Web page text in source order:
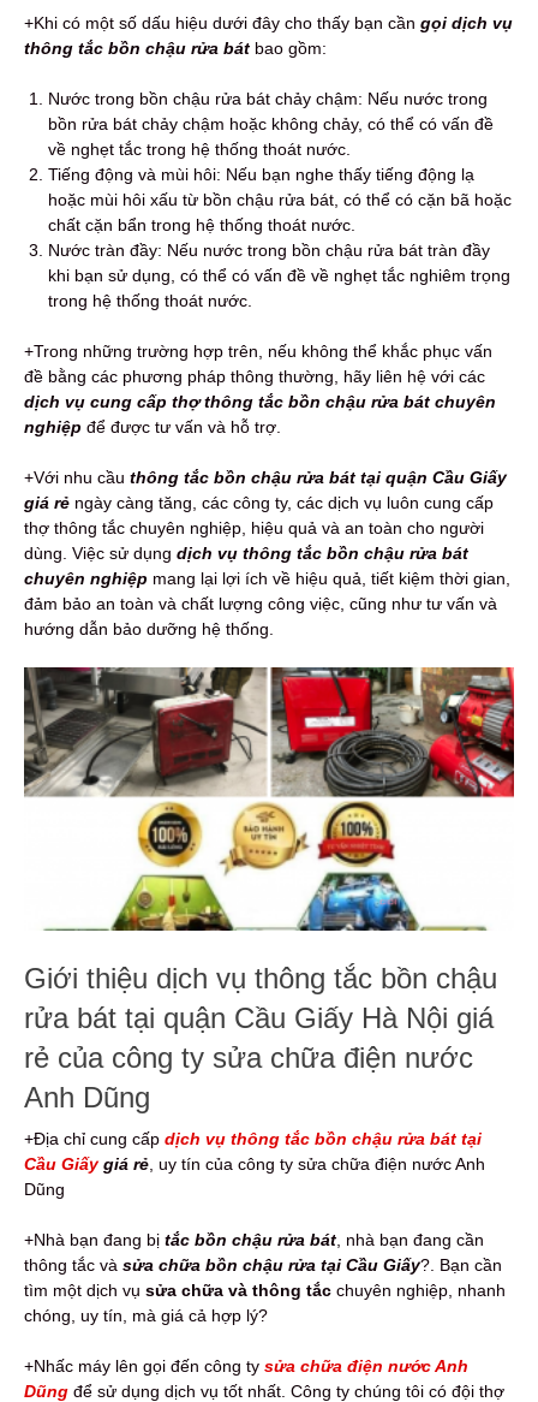
+Khi có một số dấu hiệu dưới đây cho thấy bạn cần gọi dịch vụ
thông tắc bồn chậu rửa bát bao gồm:
Nước trong bồn chậu rửa bát chảy chậm: Nếu nước trong
bồn rửa bát chảy chậm hoặc không chảy, có thể có vấn đề
về nghẹt tắc trong hệ thống thoát nước.
Tiếng động và mùi hôi: Nếu bạn nghe thấy tiếng động lạ
hoặc mùi hôi xấu từ bồn chậu rửa bát, có thể có cặn bã hoặc
chất cặn bẩn trong hệ thống thoát nước.
Nước tràn đầy: Nếu nước trong bồn chậu rửa bát tràn đầy
khi bạn sử dụng, có thể có vấn đề về nghẹt tắc nghiêm trọng
trong hệ thống thoát nước.
+Trong những trường hợp trên, nếu không thể khắc phục vấn
đề bằng các phương pháp thông thường, hãy liên hệ với các
dịch vụ cung cấp thợ thông tắc bồn chậu rửa bát chuyên
nghiệp để được tư vấn và hỗ trợ.
+Với nhu cầu thông tắc bồn chậu rửa bát tại quận Cầu Giấy
giá rẻ ngày càng tăng, các công ty, các dịch vụ luôn cung cấp
thợ thông tắc chuyên nghiệp, hiệu quả và an toàn cho người
dùng. Việc sử dụng dịch vụ thông tắc bồn chậu rửa bát
chuyên nghiệp mang lại lợi ích về hiệu quả, tiết kiệm thời gian,
đảm bảo an toàn và chất lượng công việc, cũng như tư vấn và
hướng dẫn bảo dưỡng hệ thống.
Giới thiệu dịch vụ thông tắc bồn chậu
rửa bát tại quận Cầu Giấy Hà Nội giá
rẻ của công ty sửa chữa điện nước
Anh Dũng
+Địa chỉ cung cấp dịch vụ thông tắc bồn chậu rửa bát tại
Cầu Giấygiá rẻ , uy tín của công ty sửa chữa điện nước Anh
Dũng
+Nhà bạn đang bị tắc bồn chậu rửa bát , nhà bạn đang cần
thông tắc và sửa chữa bồn chậu rửa tại Cầu Giấy?. Bạn cần
tìm một dịch vụ sửa chữa và thông tắc chuyên nghiệp, nhanh
chóng, uy tín, mà giá cả hợp lý?
+Nhấc máy lên gọi đến công ty sửa chữa điện nước Anh
Dũng để sử dụng dịch vụ tốt nhất. Công ty chúng tôi có đội thợ